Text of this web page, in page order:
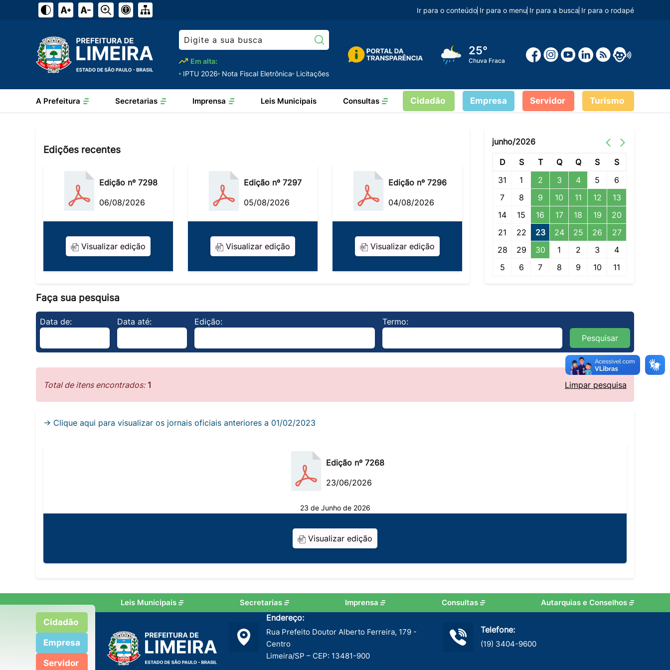
Ir para o conteúdo Ir para o menu Ir para a busca Ir para o rodapé
Em alta:
IPTU 2026 Nota Fiscal Eletrônica Licitações
25°
Chuva Fraca
Leis Municipais
A Prefeitura Secretarias Imprensa Consultas Cidadão Empresa Servidor Turismo
Edições recentes
Edição nº 7298
06/08/2026
Visualizar edição
Edição nº 7297
05/08/2026
Visualizar edição
Edição nº 7296
04/08/2026
Visualizar edição
junho/2026
D S T Q Q S
S
31
1 2 3 4 5
6
7
8 9 10 11 12
13
14
15 16 17 18 19
20
21
22 23 24 25 26
27
28
29 30 1 2 3
4
5
6 7 8 9 10 11
Faça sua pesquisa
Data de: Data até: Edição:
Termo:
Pesquisar
Total de itens encontrados: 1 Limpar pesquisa
→ Clique aqui para visualizar os jornais oficiais anteriores a 01/02/2023
Edição nº 7268
23/06/2026
23 de Junho de 2026
Visualizar edição
Leis Municipais Secretarias Imprensa Consultas Autarquias e Conselhos
Cidadão
Empresa
Servidor
Endereço:
Rua Prefeito Doutor Alberto Ferreira, 179 -
Centro
Limeira/SP – CEP: 13481-900
Telefone:
(19) 3404-9600